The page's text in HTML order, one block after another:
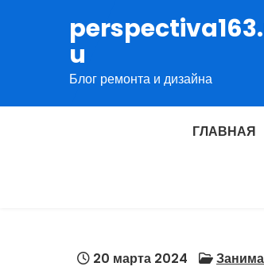
содержимому
u
Блог ремонта и дизайна
ГЛАВНАЯ
20 марта 2024